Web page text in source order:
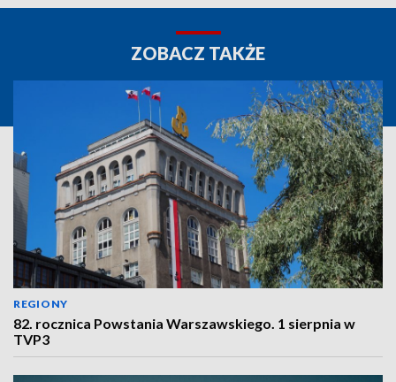
ZOBACZ TAKŻE
REGIONY
82. rocznica Powstania Warszawskiego. 1 sierpnia w
TVP3